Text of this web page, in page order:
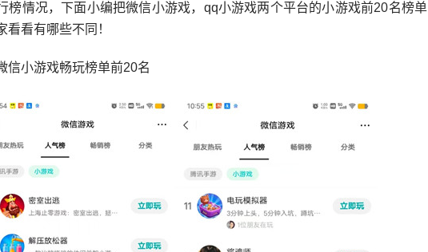
榜情况，下面小编把微信小游戏，qq小游戏两个平台的小游戏前20名榜单
看看有哪些不同！
信小游戏畅玩榜单前20名